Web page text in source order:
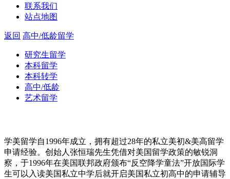
联系我们
站点地图
返回 高中/低龄留学
研究生留学
本科留学
本科转学
高中/低龄
艺术留学
学美留学自1996年成立，拥有超过28年的私立美初&美高留学
申请经验。创始人张恒瑞先生凭借对美国留学政策的敏锐洞
察，于1996年在美国联邦政府颁布“反空降学童法”开放国际学
生可以入读美国私立中学后就开启美国私立初高中的申请辅导